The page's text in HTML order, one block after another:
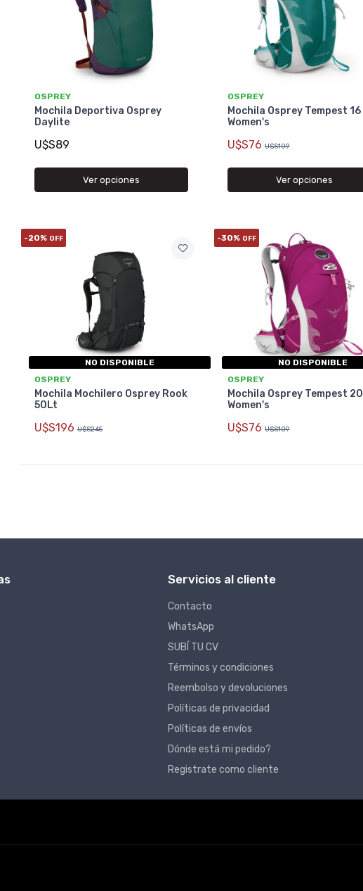
OSPREY
Mochila Deportiva Osprey
Daylite
U$S89
Ver opciones
OSPREY
Mochila Osprey Tempest 16
Women's
U$S76 U$S109
Ver opciones
-20% OFF
NO DISPONIBLE
OSPREY
Mochila Mochilero Osprey Rook
50Lt
U$S196 U$S245
-30% OFF
NO DISPONIBLE
OSPREY
Mochila Osprey Tempest 20
Women's
U$S76 U$S109
Servicios al cliente
Contacto
WhatsApp
SUBÍ TU CV
Términos y condiciones
Reembolso y devoluciones
Políticas de privacidad
Políticas de envíos
Dónde está mi pedido?
Registrate como cliente